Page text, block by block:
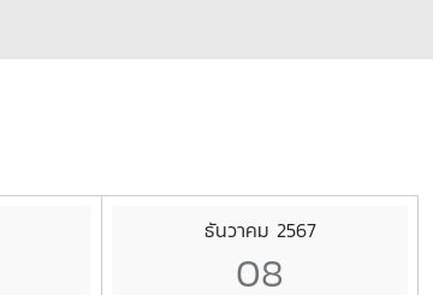
ธันวาคม 2567
08